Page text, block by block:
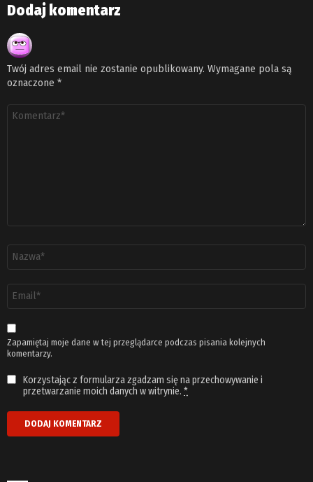
Dodaj komentarz
Twój adres email nie zostanie opublikowany. Wymagane pola są
oznaczone *
email
*
Zapamiętaj moje dane w tej przeglądarce podczas pisania kolejnych
komentarzy.
Korzystając z formularza zgadzam się na przechowywanie i
przetwarzanie moich danych w witrynie. *